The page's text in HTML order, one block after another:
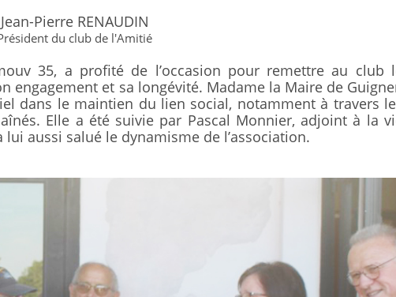
Jean-Pierre RENAUDIN
du club de l'Amitié
35, a profité de l’occasion pour remettre au club
engagement et sa longévité. Madame la Maire de
dans le maintien du lien social, notamment à travers
Elle a été suivie par Pascal Monnier, adjoint à la
aussi salué le dynamisme de l’association.